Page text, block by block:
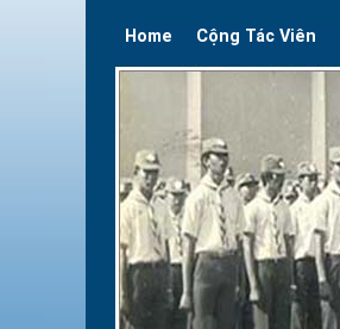
Home Cộng Tác Viên